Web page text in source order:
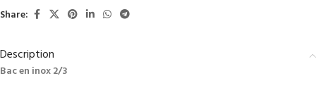
Share:
Description
Bac en inox 2/3